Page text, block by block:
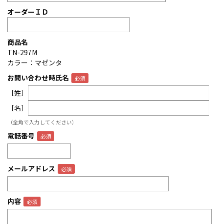
オーダーＩＤ
商品名
TN-297M
カラー：マゼンタ
お問い合わせ時氏名
［姓］
［名］
（全角で入力してください）
電話番号
メールアドレス
内容